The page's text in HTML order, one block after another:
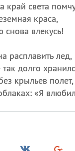
край света
краса,
снова влекусь!
расплавить лед,
долго
крыльев полет,
«Я
07.08
День
07.08
07.08
ИМЕНА
Анатолий